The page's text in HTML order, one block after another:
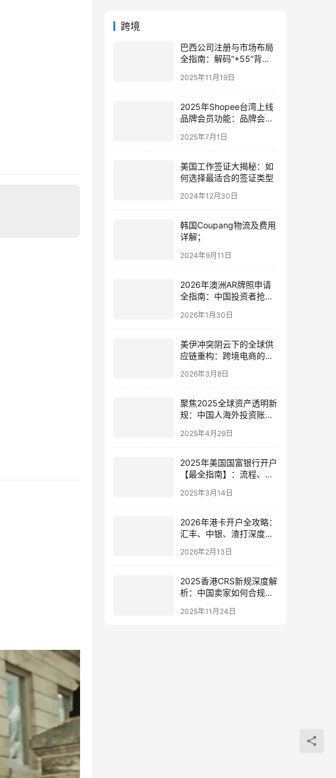
跨境
巴西公司注册与市场布局
全指南：解码“+55”背后
2025年11月19日
2025年Shopee台湾上线
品牌会员功能：品牌会员
升销售转化？
2025年7月1日
美国工作签证大揭秘：如
何选择最适合的签证类型
2024年12月30日
韩国Coupang物流及费用
详解；
2024年9月11日
2026年澳洲AR牌照申请
全指南：中国投资者抢占
2026年1月30日
美伊冲突阴云下的全球供
应链重构：跨境电商的危
道
2026年3月8日
聚焦2025全球资产透明新
规：中国人海外投资账户
2025年4月29日
2025年美国国富银行开户
【最全指南】：流程、服
2025年3月14日
2026年港卡开户全攻略：
汇丰、中银、渣打深度对
2026年2月13日
2025香港CRS新规深度解
析：中国卖家如何合规应
机遇？
2025年11月24日